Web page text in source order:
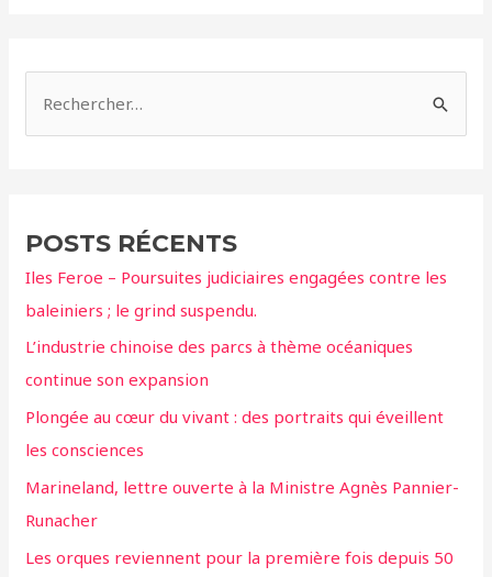
peuvent
même
pas
r
c
h
e
r
:
POSTS RÉCENTS
Iles Feroe – Poursuites judiciaires engagées contre les
baleiniers ; le grind suspendu.
L’industrie chinoise des parcs à thème océaniques
continue son expansion
Plongée au cœur du vivant : des portraits qui éveillent
les consciences
Marineland, lettre ouverte à la Ministre Agnès Pannier-
Runacher
Les orques reviennent pour la première fois depuis 50